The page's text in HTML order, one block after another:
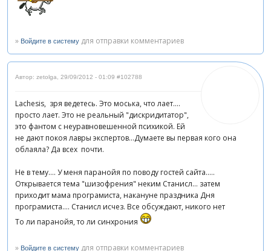
» Войдите в систему для отправки комментариев
Автор: zetolga, 29/09/2012 - 01:09 #102788
Laсhesis, зря ведетесь. Это моська, что лает....
просто лает. Это не реальный "дискридитатор",
это фантом с неуравновешенной психикой. Ей
не дают покоя лавры экспертов...Думаете вы первая кого она
облаяла? Да всех почти.
Не в тему.... У меня паранойя по поводу гостей сайта.....
Открывается тема "шизофрения" неким Станисл... затем
приходит мама програмиста, накануне праздника Дня
програмиста.... Станисл исчез. Все обсуждают, никого нет
То ли паранойя, то ли синхрония
» Войдите в систему для отправки комментариев